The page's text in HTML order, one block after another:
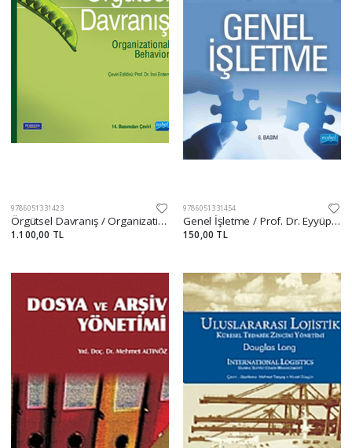
9786051331423
Örgütsel Davranış / Organizational Behavior
1.100,00 TL
9786051331454
Genel İşletme / Prof. Dr. Eyyüp Aktepe
150,00 TL